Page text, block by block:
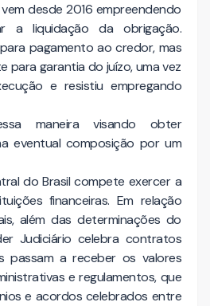
desde 2016 empreendendo
a liquidação da obrigação.
pagamento ao credor, mas
para garantia do juízo, uma vez
e resistiu empregando
maneira visando obter
eventual composição por um
do Brasil compete exercer a
financeiras. Em relação
além das determinações do
Judiciário celebra contratos
passam a receber os valores
e regulamentos, que
e acordos celebrados entre